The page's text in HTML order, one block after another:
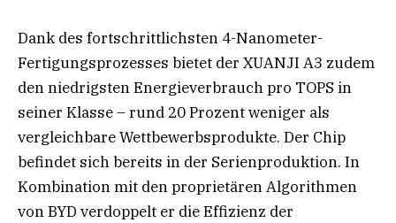
Dank des fortschrittlichsten 4-Nanometer-
Fertigungsprozesses bietet der XUANJI A3 zudem
den niedrigsten Energieverbrauch pro TOPS in
seiner Klasse – rund 20 Prozent weniger als
vergleichbare Wettbewerbsprodukte. Der Chip
befindet sich bereits in der Serienproduktion. In
Kombination mit den proprietären Algorithmen
von BYD verdoppelt er die Effizienz der